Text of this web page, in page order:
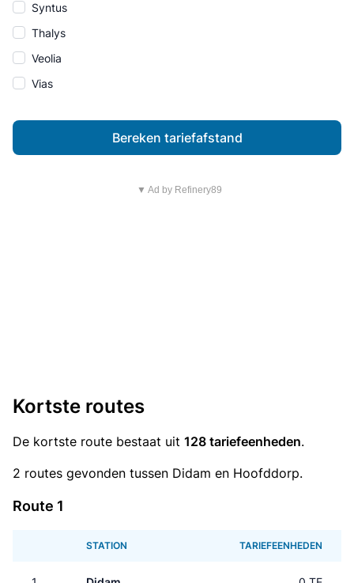
Syntus
Thalys
Veolia
Vias
Bereken tariefafstand
▼ Ad by Refinery89
Kortste routes
De kortste route bestaat uit 128 tariefeenheden.
2 routes gevonden tussen Didam en Hoofddorp.
Route 1
STATION TARIEFEENHEDEN